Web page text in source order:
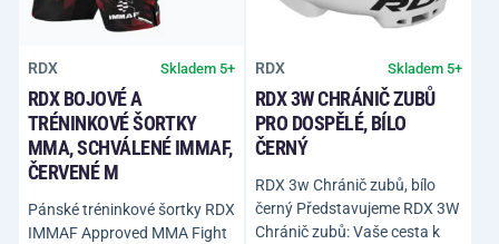
RDX Skladem 5+
RDX BOJOVÉ A
TRÉNINKOVÉ ŠORTKY
MMA, SCHVÁLENÉ IMMAF,
ČERVENÉ M
Pánské tréninkové šortky RDX
IMMAF Approved MMA Fight
RDX Skladem 5+
RDX 3W CHRÁNIČ ZUBŮ
PRO DOSPĚLÉ, BÍLO
ČERNÝ
RDX 3w Chránič zubů, bílo
černý Představujeme RDX 3W
Chránič zubů: Vaše cesta k